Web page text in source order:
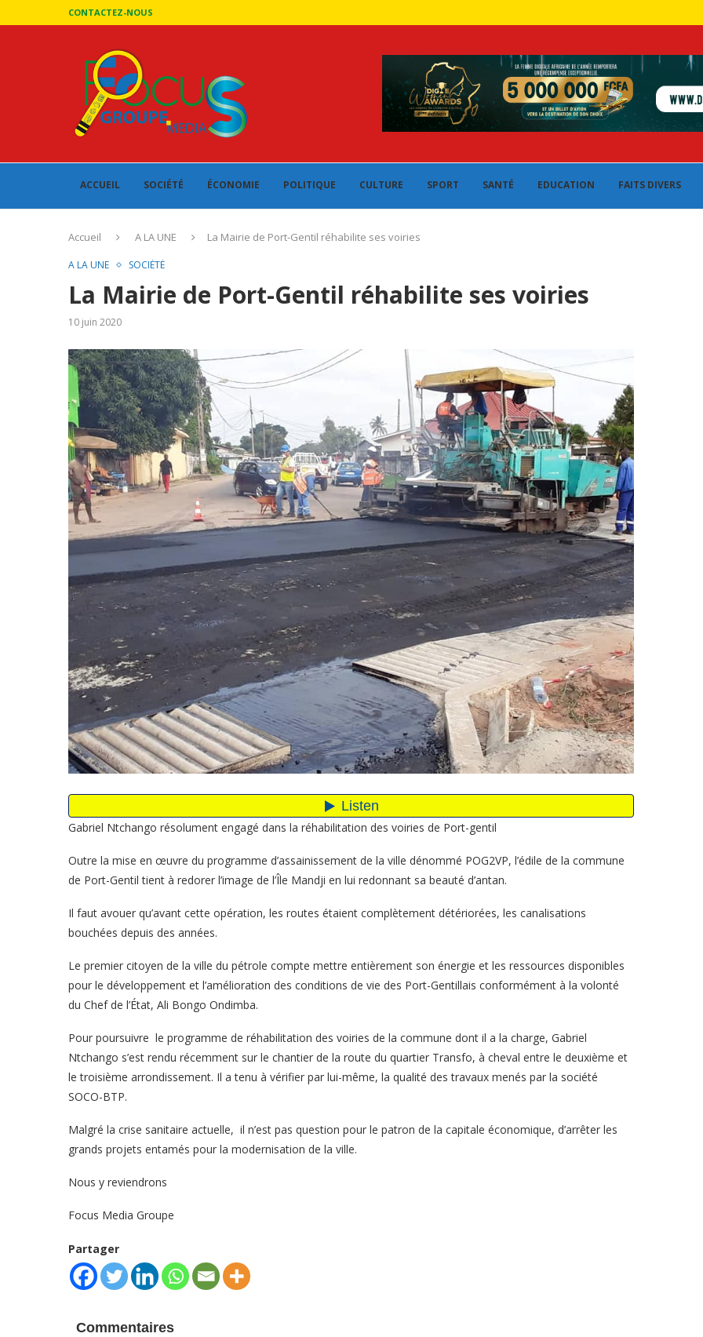
CONTACTEZ-NOUS
ACCUEIL SOCIÉTÉ ÉCONOMIE POLITIQUE CULTURE SPORT SANTÉ EDUCATION FAITS DIVERS
Accueil A LA UNE La Mairie de Port-Gentil réhabilite ses voiries
A LA UNE SOCIÉTÉ
La Mairie de Port-Gentil réhabilite ses voiries
10 juin 2020
Gabriel Ntchango résolument engagé dans la réhabilitation des voiries de Port-gentil
Outre la mise en œuvre du programme d’assainissement de la ville dénommé POG2VP, l’édile de la commune
de Port-Gentil tient à redorer l’image de l’Île Mandji en lui redonnant sa beauté d’antan.
Il faut avouer qu’avant cette opération, les routes étaient complètement détériorées, les canalisations
bouchées depuis des années.
Le premier citoyen de la ville du pétrole compte mettre entièrement son énergie et les ressources disponibles
pour le développement et l’amélioration des conditions de vie des Port-Gentillais conformément à la volonté
du Chef de l’État, Ali Bongo Ondimba.
Pour poursuivre le programme de réhabilitation des voiries de la commune dont il a la charge, Gabriel
Ntchango s’est rendu récemment sur le chantier de la route du quartier Transfo, à cheval entre le deuxième et
le troisième arrondissement. Il a tenu à vérifier par lui-même, la qualité des travaux menés par la société
SOCO-BTP.
Malgré la crise sanitaire actuelle, il n’est pas question pour le patron de la capitale économique, d’arrêter les
grands projets entamés pour la modernisation de la ville.
Nous y reviendrons
Focus Media Groupe
Partager
Commentaires